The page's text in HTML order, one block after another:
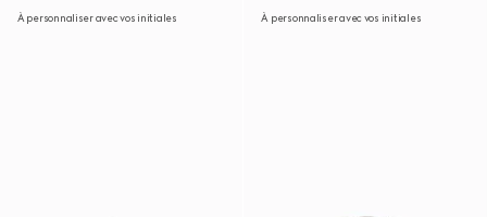
À personnaliser avec vos initiales À personnaliser avec vos initiales